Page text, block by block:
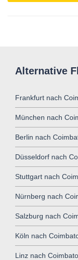
Alternative
Frankfurt nach
München nach
Berlin nach
Düsseldorf nach
Stuttgart nach
Nürnberg nach
Salzburg nach
Köln nach
Linz nach